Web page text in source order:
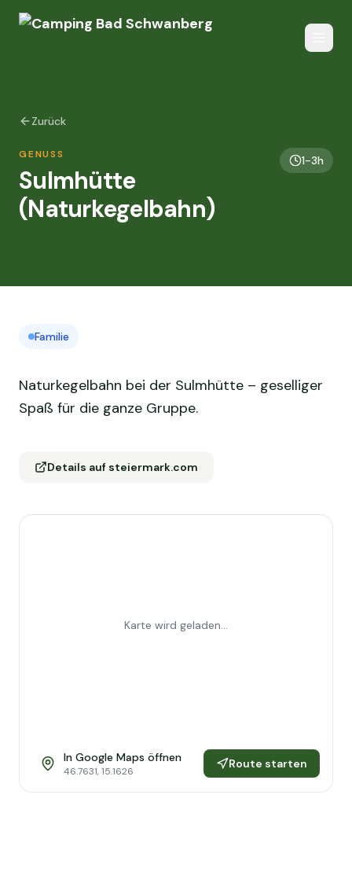
Zurück
GENUSS
Sulmhütte
(Naturkegelbahn)
1-3h
Familie
Naturkegelbahn bei der Sulmhütte – geselliger
Spaß für die ganze Gruppe.
Details auf steiermark.com
Karte wird geladen...
In Google Maps öffnen
46.7631,15.1626
Route starten